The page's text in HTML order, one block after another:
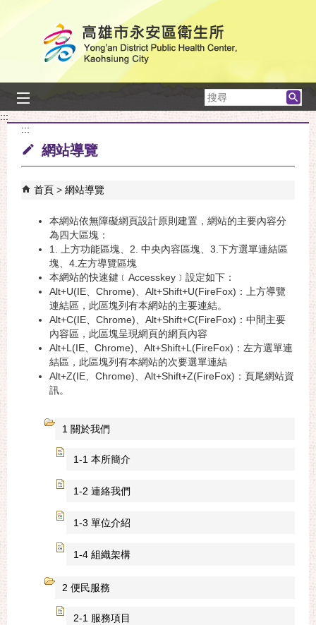
搜
尋
:::
:::
網站導覽
首頁 網站導覽
本網站依無障礙網頁設計原則建置，網站的主要內容分
為四大區塊：
1. 上方功能區塊、2. 中央內容區塊、3.下方選單連結區
塊 、4.左方導覽區塊
本網站的快速鍵﹝Accesskey﹞設定如下：
Alt+U(IE、Chrome)、Alt+Shift+U(FireFox)：上方導覽
連結區，此區塊列有本網站的主要連結。
Alt+C(IE、Chrome)、Alt+Shift+C(FireFox)：中間主要
內容區，此區塊呈現網頁的網頁內容
Alt+L(IE、Chrome)、Alt+Shift+L(FireFox)：左方選單連
結區，此區塊列有本網站的次要選單連結
Alt+Z(IE、Chrome)、Alt+Shift+Z(FireFox)：頁尾網站資
訊。
1 關於我們
1-1 本所簡介
1-2 連絡我們
1-3 單位介紹
1-4 組織架構
2 便民服務
2-1 服務項目